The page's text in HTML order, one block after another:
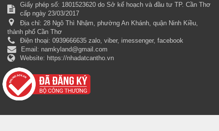
Giấy phép số: 1801523620 do Sở kế hoạch và đầu tư TP. Cần Thơ
cấp ngày 23/03/2017
Địa chỉ: 28 Ngô Thì Nhậm, phường An Khánh, quận Ninh Kiều,
thành phố Cần Thơ
Điện thoại: 0939666635 zalo, viber, imessenger, facebook
Email: namkyland@gmail.com
Website: https://nhadatcantho.vn